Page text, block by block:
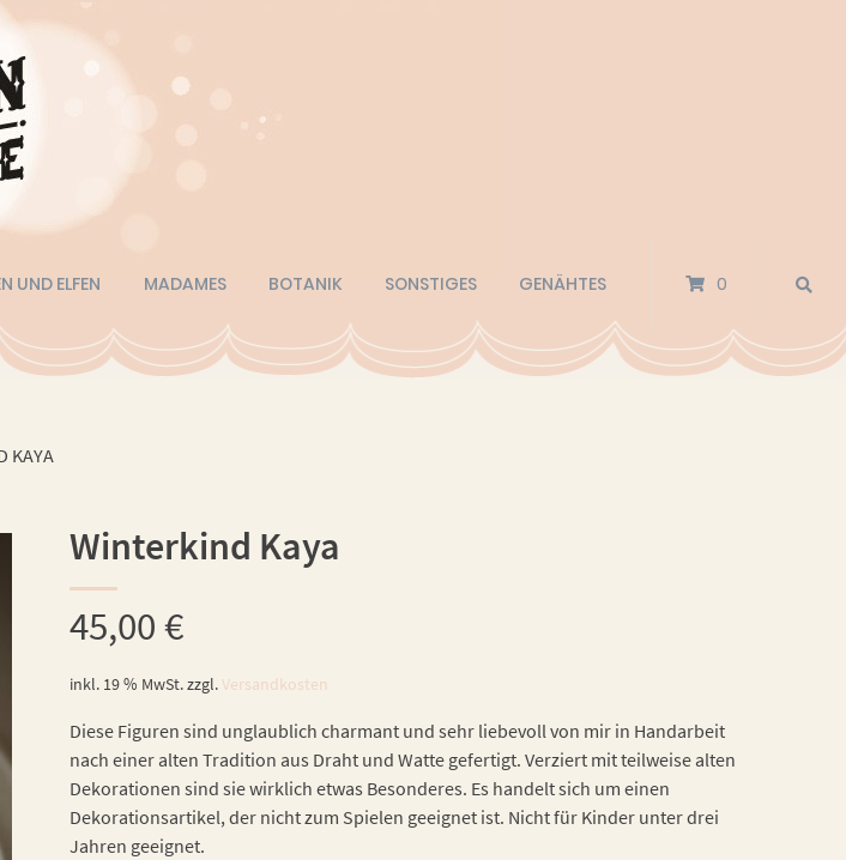
UND ELFEN MADAMES BOTANIK SONSTIGES GENÄHTES 0
KAYA
Winterkind Kaya
45,00€
inkl. 19 % MwSt.zzgl.Versandkosten
Diese Figuren sind unglaublich charmant und sehr liebevoll von mir in Handarbeit
nach einer alten Tradition aus Draht und Watte gefertigt. Verziert mit teilweise alten
Dekorationen sind sie wirklich etwas Besonderes. Es handelt sich um einen
Dekorationsartikel, der nicht zum Spielen geeignet ist. Nicht für Kinder unter drei
Jahren geeignet.